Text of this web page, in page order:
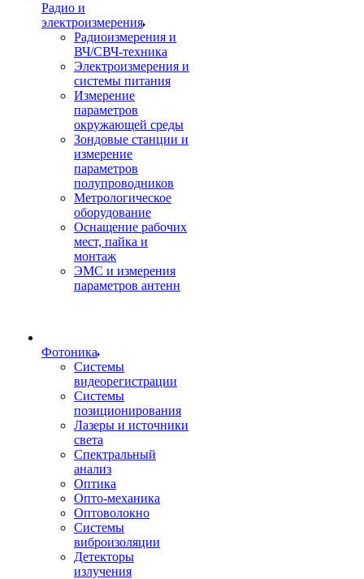
Радио и
электроизмерения
Радиоизмерения и
ВЧ/СВЧ-техника
Электроизмерения и
системы питания
Измерение
параметров
окружающей среды
Зондовые станции и
измерение
параметров
полупроводников
Метрологическое
оборудование
Оснащение рабочих
мест, пайка и
монтаж
ЭМС и измерения
параметров антенн
Фотоника
Cистемы
видеорегистрации
Системы
позиционирования
Лазеры и источники
света
Спектральный
анализ
Оптика
Опто-механика
Оптоволокно
Системы
виброизоляции
Детекторы
излучения